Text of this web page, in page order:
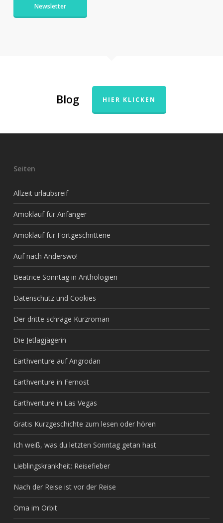
Newsletter
Blog HIER KLICKEN
Seiten
Allzeit urlaubsreif
Amoklauf für Anfänger
Amoklauf für Fortgeschrittene
Auf nach Anderswo!
Beatrice Sonntag in Anthologien
Datenschutz und Cookies
Der dritte schräge Kurzroman
Die Jetlagjägerin
Earthventure auf Angrodan
Earthventure in Fernost
Earthventure in Las Vegas
Gratis Kurzgeschichte zum lesen oder hören
Ich weiß, was du letzten Sonntag getan hast
Lieblingskrankheit: Reisefieber
Nach der Reise ist vor der Reise
Oma im Orbit